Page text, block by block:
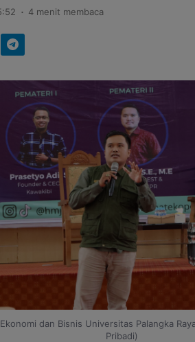
. 4 menit membaca
dan Bisnis Universitas Palangka
Pribadi)